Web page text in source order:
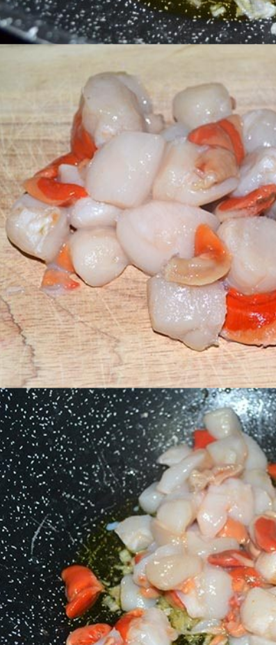
Tagliate le capesante a pezzi e aggiungeteli alla